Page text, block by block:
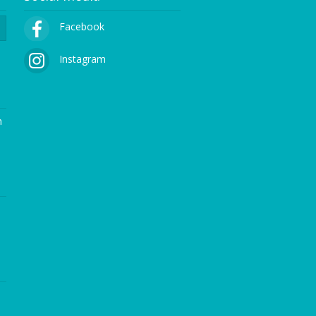
Facebook
Instagram